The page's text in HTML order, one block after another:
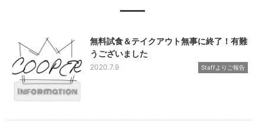
無料試食＆テイクアウト無事に終了！有難
うございました
2020.7.9 Staffよりご報告